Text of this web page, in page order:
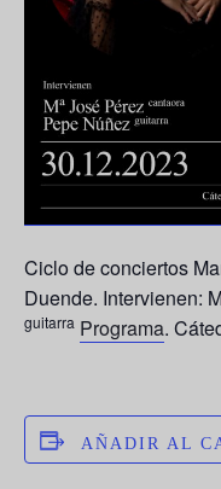
Ciclo de conciertos
Duende. Intervienen:
guitarra Programa.
AÑADIR AL